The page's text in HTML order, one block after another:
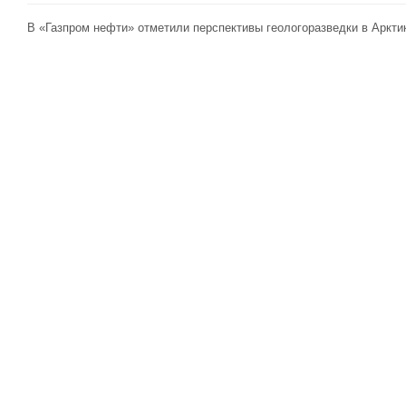
В «Газпром нефти» отметили перспективы геологоразведки в